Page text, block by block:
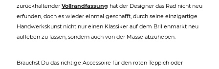
zurückhaltender Vollrandfassung hat der Designer das Rad nicht neu
erfunden, doch es wieder einmal geschafft, durch seine einzigartige
Handwerkskunst nicht nur einen Klassiker auf dem Brillenmarkt neu
aufleben zu lassen, sondern auch von der Masse abzuheben.
Brauchst Du das richtige Accessoire für den roten Teppich oder